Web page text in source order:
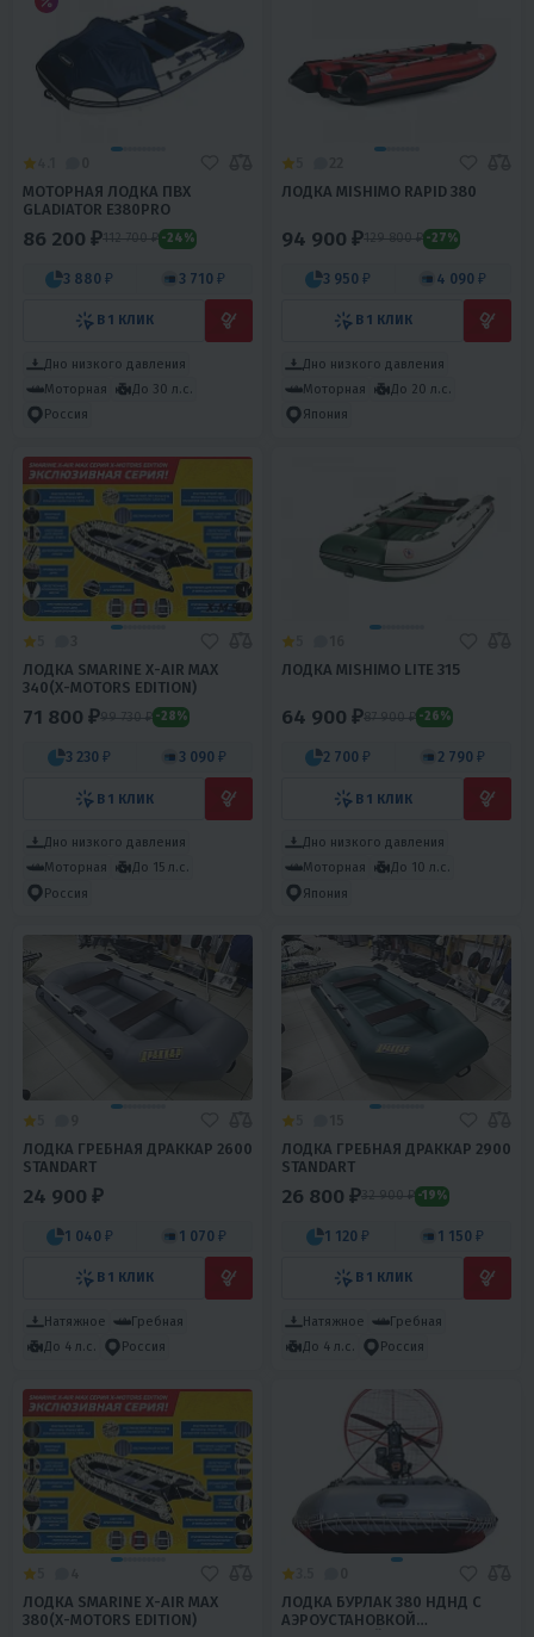
МОТОРНАЯ ЛОДКА ПВХ
GLADIATOR E380PRO
86 200 ₽112 700 ₽ -24%
3 880 ₽ 3 710 ₽
В 1 КЛИК
Дно низкого давления
Моторная
До 30 л.с.
Россия
ЛОДКА MISHIMO RAPID 380
94 900 ₽129 800 ₽ -27%
3 950 ₽ 4 090 ₽
В 1 КЛИК
Дно низкого давления
Моторная
До 20 л.с.
Япония
ЛОДКА SMARINE X-AIR MAX
340(X-MOTORS EDITION)
71 800 ₽99 730 ₽ -28%
3 230 ₽ 3 090 ₽
В 1 КЛИК
Дно низкого давления
Моторная
До 15 л.с.
Россия
ЛОДКА MISHIMO LITE 315
64 900 ₽87 900 ₽ -26%
2 700 ₽ 2 790 ₽
В 1 КЛИК
Дно низкого давления
Моторная
До 10 л.с.
Япония
ЛОДКА ГРЕБНАЯ ДРАККАР 2600
STANDART
24 900 ₽
1 040 ₽ 1 070 ₽
В 1 КЛИК
Натяжное
Гребная
До 4 л.с.
Россия
ЛОДКА ГРЕБНАЯ ДРАККАР 2900
STANDART
26 800 ₽32 900 ₽ -19%
1 120 ₽ 1 150 ₽
В 1 КЛИК
Натяжное
Гребная
До 4 л.с.
Россия
ЛОДКА SMARINE X-AIR MAX
380(X-MOTORS EDITION)
ЛОДКА БУРЛАК 380 НДНД С
АЭРОУСТАНОВКОЙ